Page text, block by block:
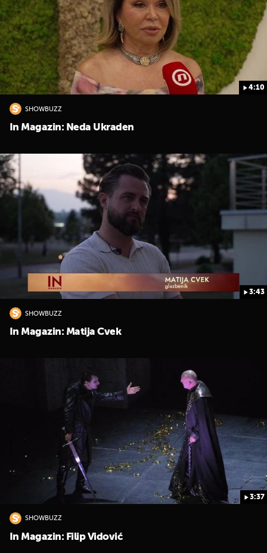
4:10
SHOWBUZZ
In Magazin: Neda Ukraden
3:43
SHOWBUZZ
In Magazin: Matija Cvek
3:37
SHOWBUZZ
In Magazin: Filip Vidović